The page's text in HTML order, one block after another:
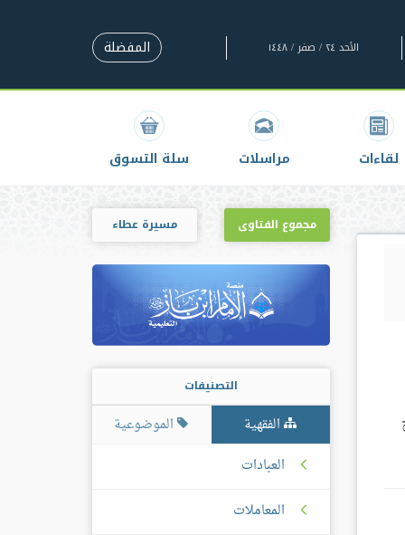
الأحد ٢٤ / صفر / ١٤٤٨ المفضلة
لقاءات مراسلات سلة التسوق
مجموع الفتاوى مسيرة عطاء
التصنيفات
الفقهية
الموضوعية
العبادات
المعاملات